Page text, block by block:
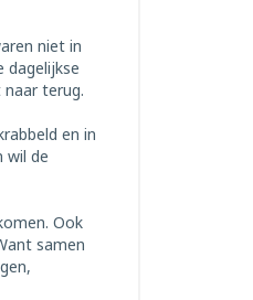
niet in
dagelijkse
terug.
en in
wil de
Ook
samen